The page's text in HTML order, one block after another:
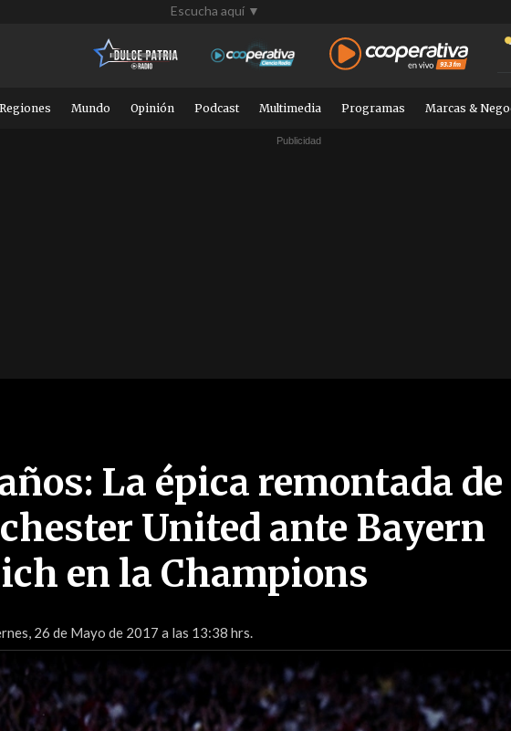
Escucha aquí ▼
Regiones Mundo Opinión Podcast Multimedia Programas Marcas &
La épica remontada de
United ante Bayern
en la Champions
26 de Mayo de 2017 a las 13:38 hrs.